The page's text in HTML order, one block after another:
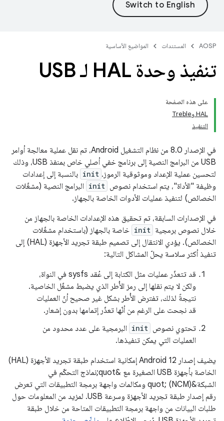
AOSP المستندات المواضيع الأساسية
تنفيذ وحدة HAL لـ USB
على هذه الصفحة
HAL وTreble
التنفيذ
في الإصدار 8.0 من نظام التشغيل Android، تم نقل عملية معالجة أوامر
USB من البرامج النصية إلى برنامج خفي أصلي خاص بمنفذ USB، وذلك
لتحسين عملية الإعداد وموثوقية الرموز. init بالنسبة إلى إعدادات
وظيفة "الأداة"، يتم استخدام نصوص init البرامج النصية (مشغّلات
الخصائص) لتنفيذ عمليات الأدوات الخاصة بالجهاز.
في الإصدارات السابقة، تم تحقيق هذه الإعدادات الخاصة بالجهاز من
خلال نصوص برمجية init خاصة بالجهاز (باستخدام مشغّلات
الخصائص). يؤدي الانتقال إلى تصميم طبقة تجريد الأجهزة (HAL) إلى
تنفيذ أكثر سلاسة يحلّ المشاكل التالية:
قد تتعذّر عمليات مثل الكتابة إلى عُقد sysfs في النواة،
ولكن لا يتم نقلها إلى رمز الأُطر الذي يضبط مشغّل الخاصية.
نتيجةً لذلك، تفترض الأُطر بشكل غير صحيح أنّ العمليات
قد نجحت على الرغم من أنّها تعذّر إتمامها بدون إشعار.
تحتوي نصوص init البرمجية على عدد محدود من
العمليات التي يمكن تنفيذها.
يضيف إصدار Android 12 إمكانية استخدام طبقة تجريد الأجهزة (HAL)
الخاصة بأجهزة USB الصغيرة مع &quot;نماذج التحكّم في
الشبكة&quot; (NCM) ومكالمات واجهة برمجة التطبيقات التي تعرض
رقم إصدار طبقة تجريد الأجهزة وسرعة USB. لمزيد من المعلومات حول
طلبات البيانات من واجهة برمجة التطبيقات المتاحة من خلال طبقة